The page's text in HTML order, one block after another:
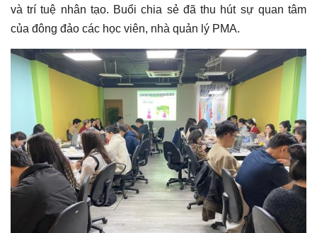
và trí tuệ nhân tạo. Buổi chia sẻ đã thu hút sự quan tâm
của đông đảo các học viên, nhà quản lý PMA.